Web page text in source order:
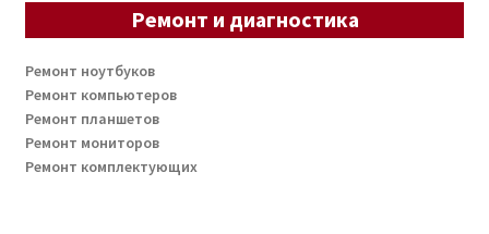
Ремонт и диагностика
Ремонт ноутбуков
Ремонт компьютеров
Ремонт планшетов
Ремонт мониторов
Ремонт комплектующих